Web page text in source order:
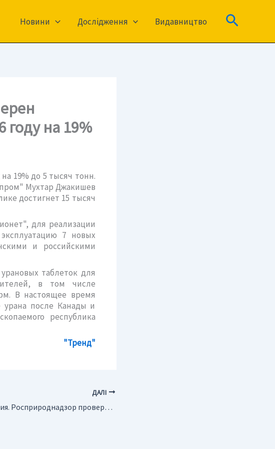
Новини Дослідження Видавництво Пошук
году на 19%
19% до 5 тысяч тонн.
Мухтар Джакишев
достигнет 15 тысяч
для реализации
7 новых
и российскими
таблеток для
в том числе
В настоящее время
после Канады и
республика
"Тренд"
ДАЛІ
Россия. Росприроднадзор проверит проекты Сахалин-1 и Сахалин-5